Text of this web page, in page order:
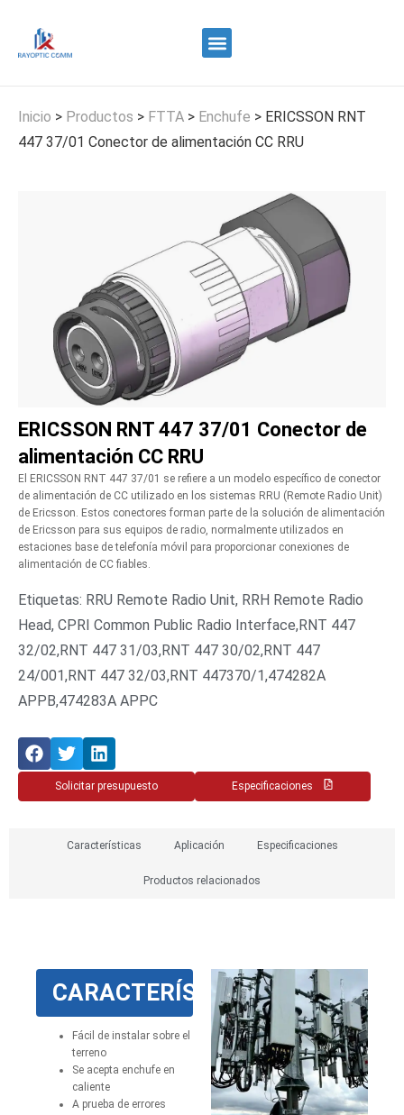
Inicio > Productos > FTTA > Enchufe > ERICSSON RNT
447 37/01 Conector de alimentación CC RRU
ERICSSON RNT 447 37/01 Conector de
alimentación CC RRU
El ERICSSON RNT 447 37/01 se refiere a un modelo específico de conector
de alimentación de CC utilizado en los sistemas RRU (Remote Radio Unit)
de Ericsson. Estos conectores forman parte de la solución de alimentación
de Ericsson para sus equipos de radio, normalmente utilizados en
estaciones base de telefonía móvil para proporcionar conexiones de
alimentación de CC fiables.
Etiquetas: RRU Remote Radio Unit, RRH Remote Radio
Head, CPRI Common Public Radio Interface,RNT 447
32/02,RNT 447 31/03,RNT 447 30/02,RNT 447
24/001,RNT 447 32/03,RNT 447370/1,474282A
APPB,474283A APPC
Solicitar presupuesto Especificaciones
Características Aplicación Especificaciones
Productos relacionados
CARACTERÍSTICAS
Fácil de instalar sobre el
terreno
Se acepta enchufe en
caliente
A prueba de errores